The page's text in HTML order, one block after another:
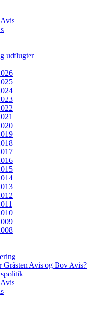
Avis
udflugter
Gråsten Avis og Bov Avis?
Avis